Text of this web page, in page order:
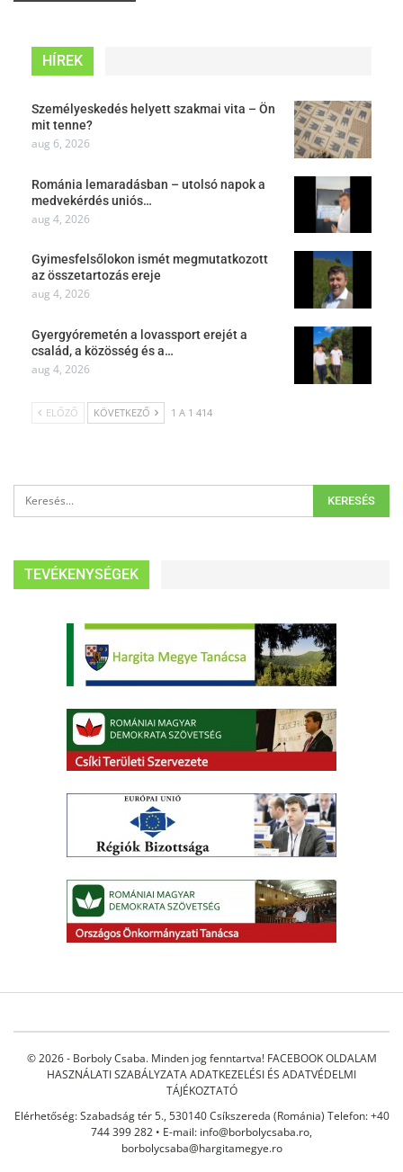
HÍREK
Személyeskedés helyett szakmai vita – Ön
mit tenne?
aug 6, 2026
Románia lemaradásban – utolsó napok a
medvekérdés uniós…
aug 4, 2026
Gyimesfelsőlokon ismét megmutatkozott
az összetartozás ereje
aug 4, 2026
Gyergyóremetén a lovassport erejét a
család, a közösség és a…
aug 4, 2026
ELŐZŐ KÖVETKEZŐ 1 A 1 414
TEVÉKENYSÉGEK
© 2026 - Borboly Csaba. Minden jog fenntartva! FACEBOOK OLDALAM
HASZNÁLATI SZABÁLYZATAADATKEZELÉSI ÉS ADATVÉDELMI
TÁJÉKOZTATÓ
Elérhetőség: Szabadság tér 5., 530140 Csíkszereda (Románia) Telefon: +40
744 399 282 • E-mail: info@borbolycsaba.ro,
borbolycsaba@hargitamegye.ro